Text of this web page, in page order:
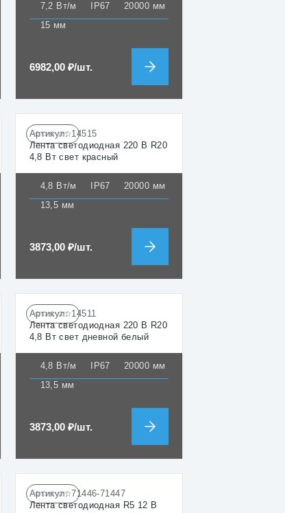
7,2 Вт/м IP67
20000 мм
15 мм
6982,00 ₽/шт.
☆☆☆☆☆
Артикул:14515
Лента светодиодная 220 В R20
4,8 Вт свет красный
4,8 Вт/м IP67
20000 мм
13,5 мм
3873,00 ₽/шт.
☆☆☆☆☆
Артикул:14511
Лента светодиодная 220 В R20
4,8 Вт свет дневной белый
4,8 Вт/м IP67
20000 мм
13,5 мм
3873,00 ₽/шт.
☆☆☆☆☆
Артикул:71446-71447
Лента светодиодная R5 12 В